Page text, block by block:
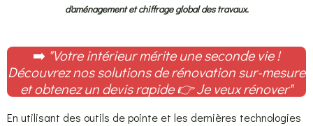
d'aménagement et chiffrage global des travaux.
➡️ "Votre intérieur mérite une seconde vie !
Découvrez nos solutions de rénovation sur-mesure
et obtenez un devis rapide👉Je veux rénover"
En utilisant des outils de pointe et les dernières technologies